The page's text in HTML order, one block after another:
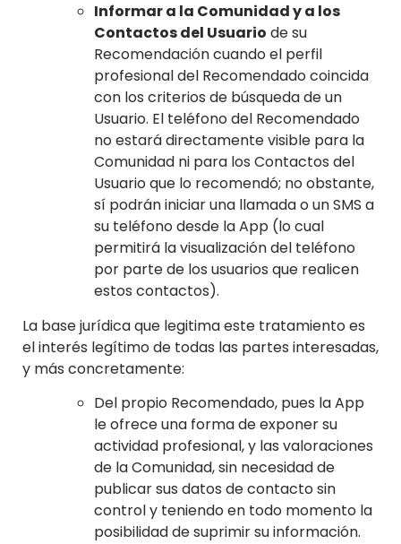
Informar a la Comunidad y a los
Contactos del Usuario de su
Recomendación cuando el perfil
profesional del Recomendado coincida
con los criterios de búsqueda de un
Usuario. El teléfono del Recomendado
no estará directamente visible para la
Comunidad ni para los Contactos del
Usuario que lo recomendó; no obstante,
sí podrán iniciar una llamada o un SMS a
su teléfono desde la App (lo cual
permitirá la visualización del teléfono
por parte de los usuarios que realicen
estos contactos).
La base jurídica que legitima este tratamiento es
el interés legítimo de todas las partes interesadas,
y más concretamente:
Del propio Recomendado, pues la App
le ofrece una forma de exponer su
actividad profesional, y las valoraciones
de la Comunidad, sin necesidad de
publicar sus datos de contacto sin
control y teniendo en todo momento la
posibilidad de suprimir su información.